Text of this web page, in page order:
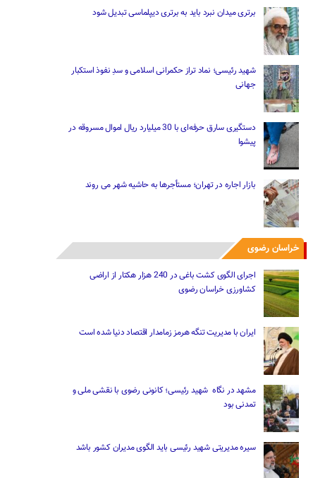
برتری میدان نبرد باید به برتری دیپلماسی تبدیل شود
شهید رئیسی؛ نماد تراز حکمرانی اسلامی و سدِ نفوذ استکبار
جهانی
دستگیری سارق حرفه‌ای با 30 میلیارد ریال اموال مسروقه در
پیشوا
بازار اجاره در تهران؛ مستأجرها به حاشیه شهر می روند
خراسان رضوی
اجرای الگوی کشت باغی در 240 هزار هکتار از اراضی
کشاورزی خراسان رضوی
ایران با مدیریت تنگه هرمز زمامدار اقتصاد دنیا شده است
مشهد در نگاه شهید رئیسی؛ کانونی رضوی با نقشی ملی و
تمدنی بود
سیره مدیریتی شهید رئیسی باید الگوی مدیران کشور باشد